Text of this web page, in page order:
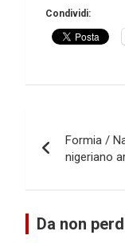
Condividi:
articoli
Formia /
nigeriano
Da non